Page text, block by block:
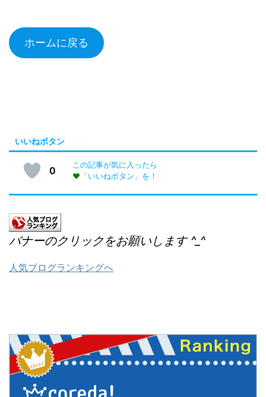
ホームに戻る
いいねボタン
0
この記事が気に入ったら
♥ 「いいねボタン」を！
バナーのクリックをお願いします ^_^
人気ブログランキングへ